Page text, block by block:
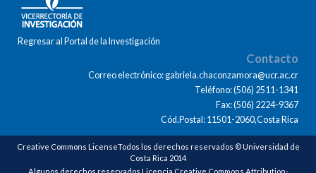
Regresar al Portal de la Investigación
Contacto
Correo electrónico: gabriela.chaconzamora@ucr.ac.cr
Teléfono: (506) 2511-1341
Fax: (506) 2224-9367
Cód.Postal: 11501-2060,Costa Rica
Creative Commons LicenseTodos los derechos reservados © Universidad de
Costa Rica 2014